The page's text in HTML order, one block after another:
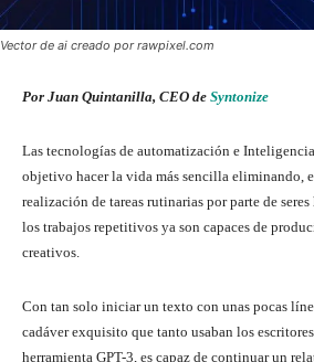
Vector de ai creado por rawpixel.com
Por Juan Quintanilla, CEO de Syntonize
Las tecnologías de automatización e
objetivo hacer la vida más sencilla eliminando,
realización de tareas rutinarias por parte de seres
los trabajos repetitivos ya son capaces de
creativos.
Con tan solo iniciar un texto con unas pocas
cadáver exquisito que tanto usaban los
herramienta GPT-3, es capaz de continuar un